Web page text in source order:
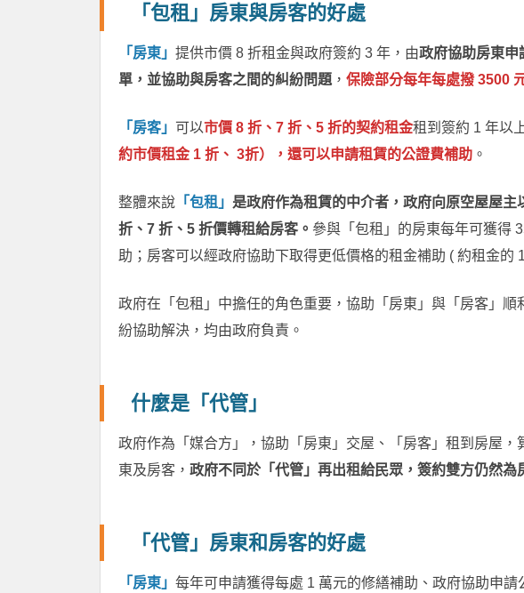
「包租」房東與房客的好處
「房東」 提供市價 8 折租金與政府簽約 3 年，由政府協助房東申
單，並協助與房客之間的糾紛問題 ， 保險部分每年每處撥 3500
「房客」 可以市價 8 折、7 折、5 折的契約租金租到簽約 1 年以
約市價租金 1 折、 3折），還可以申請租賃的公證費補助 。
整體來說 「包租」 是政府作為租賃的中介者，政府向原空屋屋
折、7 折、5 折價轉租給房客。 參與「包租」的房東每年可獲得
助；房客可以經政府協助下取得更低價格的租金補助 ( 約租金的
政府在「包租」中擔任的角色重要，協助「房東」與「房客」順
紛協助解決，均由政府負責。
什麼是「代管」
政府作為「媒合方」，協助「房東」交屋、「房客」租到房屋
東及房客， 政府不同於「代管」再出租給民眾，簽約雙方仍然為
「代管」房東和房客的好處
「房東」 每年可申請獲得每處 1 萬元的修繕補助、政府協助申請